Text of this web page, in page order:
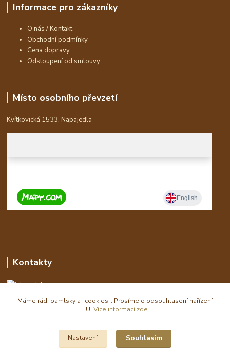
Informace pro zákazníky
O nás / Kontakt
Obchodní podmínky
Cena dopravy
Odstoupení od smlouvy
Místo osobního převzetí
Kvítkovická 1533, Napajedla
Kontakty
Libor
eshop(zavináč)waldi.cz
Máme rádi pamlsky a "cookies". Prosíme o odsouhlasení nařízení
EU. Více informací zde
Nastavení Souhlasím